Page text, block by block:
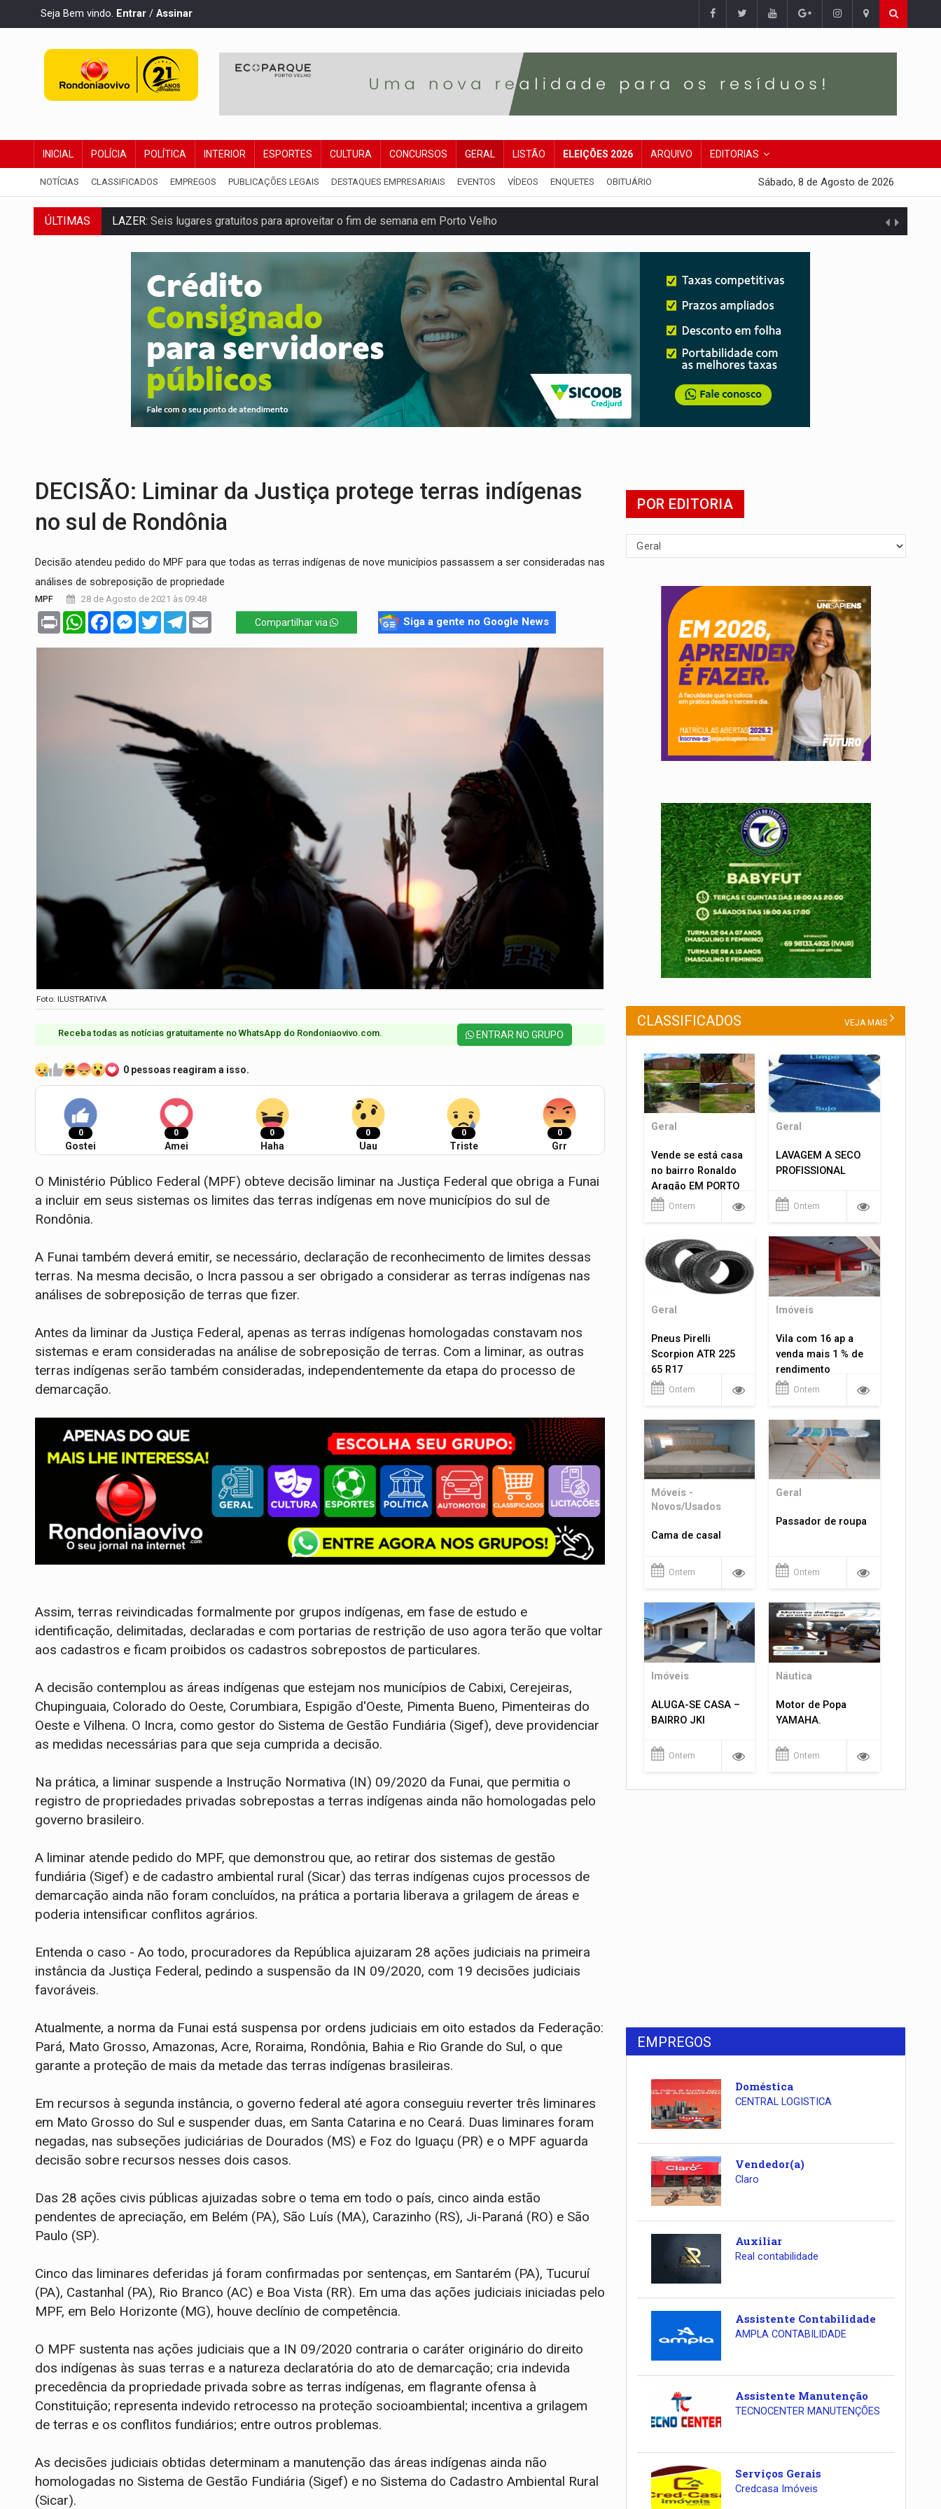
Seja Bem vindo. Entrar / Assinar
INICIAL POLÍCIA POLÍTICA INTERIOR ESPORTES CULTURA CONCURSOS GERAL LISTÃO ELEIÇÕES 2026 ARQUIVO EDITORIAS
NOTÍCIAS CLASSIFICADOS EMPREGOS PUBLICAÇÕES LEGAIS DESTAQUES EMPRESARIAIS EVENTOS VÍDEOS ENQUETES OBITUÁRIO Sábado, 8 de Agosto de 2026
ÚLTIMAS LAZER: Seis lugares gratuitos para aproveitar o fim de semana em Porto Velho
VÍDEO:FTICCO e Força Tática prendem membro do CV com arma e drogas em boca de fumo
INCLUSÃO: Prefeitura fortalece parceria com a APAE para ampliar ações voltadas a PCD's
DEFESA:Exército testa inovações no combate a drones durante exercício antiaéreo
TEMAS SOCIOAMBIENTAIS:Em Itapuã do Oeste, CINEMAZÔNIA leva cinema amazônico a estudantes na escola
PREVISÃO:Interior de Rondônia terá sábado (8) de calor intenso e tempo firme
INFRAESTRUTURA:Após quase 30 anos de espera, asfalto chega ao bairro Nova Esperança
A ILHA: Coreografia de Rondônia estreia na programação do Festival de Dança de Joinville
DECISÃO: Liminar da Justiça protege terras indígenas
no sul de Rondônia
Decisão atendeu pedido do MPF para que todas as terras indígenas de nove municípios passassem a ser consideradas nas
análises de sobreposição de propriedade
MPF 28 de Agosto de 2021 às 09:48
Print WhatsAppFacebookMessenger
TwitterTelegram Compartilhar via Siga a gente no Google News
Foto: ILUSTRATIVA
Receba todas as notícias gratuitamente no WhatsApp do Rondoniaovivo.com.​ ENTRAR NO GRUPO
0 pessoas reagiram a isso.
0
Gostei
0
Amei
0
Haha
0
Uau
0
Triste
0
Grr
O Ministério Público Federal (MPF) obteve decisão liminar na Justiça Federal que obriga a Funai
a incluir em seus sistemas os limites das terras indígenas em nove municípios do sul de
Rondônia.
A Funai também deverá emitir, se necessário, declaração de reconhecimento de limites dessas
terras. Na mesma decisão, o Incra passou a ser obrigado a considerar as terras indígenas nas
análises de sobreposição de terras que fizer.
Antes da liminar da Justiça Federal, apenas as terras indígenas homologadas constavam nos
sistemas e eram consideradas na análise de sobreposição de terras. Com a liminar, as outras
terras indígenas serão também consideradas, independentemente da etapa do processo de
demarcação.
Assim, terras reivindicadas formalmente por grupos indígenas, em fase de estudo e
identificação, delimitadas, declaradas e com portarias de restrição de uso agora terão que voltar
aos cadastros e ficam proibidos os cadastros sobrepostos de particulares.
A decisão contemplou as áreas indígenas que estejam nos municípios de Cabixi, Cerejeiras,
Chupinguaia, Colorado do Oeste, Corumbiara, Espigão d'Oeste, Pimenta Bueno, Pimenteiras do
Oeste e Vilhena. O Incra, como gestor do Sistema de Gestão Fundiária (Sigef), deve providenciar
as medidas necessárias para que seja cumprida a decisão.
Na prática, a liminar suspende a Instrução Normativa (IN) 09/2020 da Funai, que permitia o
registro de propriedades privadas sobrepostas a terras indígenas ainda não homologadas pelo
governo brasileiro.
A liminar atende pedido do MPF, que demonstrou que, ao retirar dos sistemas de gestão
fundiária (Sigef) e de cadastro ambiental rural (Sicar) das terras indígenas cujos processos de
demarcação ainda não foram concluídos, na prática a portaria liberava a grilagem de áreas e
poderia intensificar conflitos agrários.
Entenda o caso - Ao todo, procuradores da República ajuizaram 28 ações judiciais na primeira
instância da Justiça Federal, pedindo a suspensão da IN 09/2020, com 19 decisões judiciais
favoráveis.
Atualmente, a norma da Funai está suspensa por ordens judiciais em oito estados da Federação:
Pará, Mato Grosso, Amazonas, Acre, Roraima, Rondônia, Bahia e Rio Grande do Sul, o que
garante a proteção de mais da metade das terras indígenas brasileiras.
Em recursos à segunda instância, o governo federal até agora conseguiu reverter três liminares
em Mato Grosso do Sul e suspender duas, em Santa Catarina e no Ceará. Duas liminares foram
negadas, nas subseções judiciárias de Dourados (MS) e Foz do Iguaçu (PR) e o MPF aguarda
decisão sobre recursos nesses dois casos.
Das 28 ações civis públicas ajuizadas sobre o tema em todo o país, cinco ainda estão
pendentes de apreciação, em Belém (PA), São Luís (MA), Carazinho (RS), Ji-Paraná (RO) e São
Paulo (SP).
Cinco das liminares deferidas já foram confirmadas por sentenças, em Santarém (PA), Tucuruí
(PA), Castanhal (PA), Rio Branco (AC) e Boa Vista (RR). Em uma das ações judiciais iniciadas pelo
MPF, em Belo Horizonte (MG), houve declínio de competência.
O MPF sustenta nas ações judiciais que a IN 09/2020 contraria o caráter originário do direito
dos indígenas às suas terras e a natureza declaratória do ato de demarcação; cria indevida
precedência da propriedade privada sobre as terras indígenas, em flagrante ofensa à
Constituição; representa indevido retrocesso na proteção socioambiental; incentiva a grilagem
de terras e os conflitos fundiários; entre outros problemas.
As decisões judiciais obtidas determinam a manutenção das áreas indígenas ainda não
homologadas no Sistema de Gestão Fundiária (Sigef) e no Sistema do Cadastro Ambiental Rural
(Sicar).
POR EDITORIA
CLASSIFICADOS VEJA MAIS
Geral
Vende se está casa
no bairro Ronaldo
Aragão EM PORTO
VELHO RO.
Ontem
Geral
LAVAGEM A SECO
PROFISSIONAL
Ontem
Geral
Pneus Pirelli
Scorpion ATR 225
65 R17
Ontem
Imóveis
Vila com 16 ap a
venda mais 1 % de
rendimento
Ontem
Móveis -
Novos/Usados
Cama de casal
Ontem
Geral
Passador de roupa
Ontem
Imóveis
ALUGA-SE CASA –
BAIRRO JKI
Ontem
Náutica
Motor de Popa
YAMAHA.
Ontem
EMPREGOS
Doméstica
CENTRAL LOGISTICA
Vendedor(a)
Claro
Auxiliar
Real contabilidade
Assistente Contabilidade
AMPLA CONTABILIDADE
Assistente Manutenção
TECNOCENTER MANUTENÇÕES
Serviços Gerais
Credcasa Imóveis